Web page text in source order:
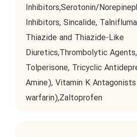
Inhibitors,Serotonin/
Inhibitors, Sincalide,
Thiazide and Thiazide-Like
Diuretics,Thrombolytic
Tolperisone, Tricyclic
Amine), Vitamin K
warfarin),Zaltoprofen